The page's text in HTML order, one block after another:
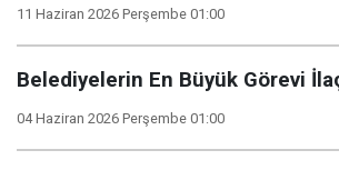
11 Haziran 2026 Perşembe 01:00
Belediyelerin En Büyük Görevi
04 Haziran 2026 Perşembe 01:00